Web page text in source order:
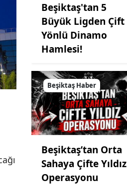
Beşiktaş'tan 5
Büyük Ligden Çift
Yönlü Dinamo
Hamlesi!
Beşiktaş Haber
Beşiktaş’tan Orta
Sahaya Çifte Yıldız
Operasyonu